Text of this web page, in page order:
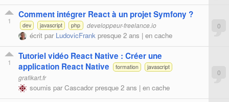
1
Comment intégrer React à un projet Symfony ?
dev javascript php developpeur-freelance.io
écrit par LudovicFrank presque 2 ans | en cache
0
1
Tutoriel vidéo React Native : Créer une
application React Native
formation javascript
grafikart.fr
soumis parCascadorpresque 2 ans | en cache
0